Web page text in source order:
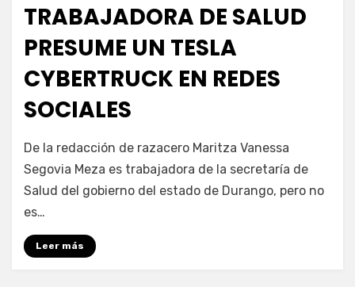
TRABAJADORA DE SALUD
PRESUME UN TESLA
CYBERTRUCK EN REDES
SOCIALES
por Fernando Miranda Servín
De la redacción de razacero Maritza Vanessa
Segovia Meza es trabajadora de la secretaría de
Salud del gobierno del estado de Durango, pero no
es…
Leer más